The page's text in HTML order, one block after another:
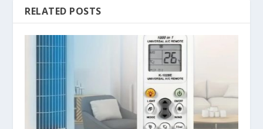
RELATED POSTS